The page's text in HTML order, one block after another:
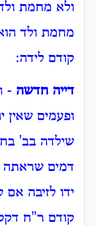
ולא מחמת
מחמת ולד
קודם לידה:
דייה חדשה -
ופעמים שאין
שילדה בב'
דמים שראתה
ידו לזיבה
קודם ר"ח